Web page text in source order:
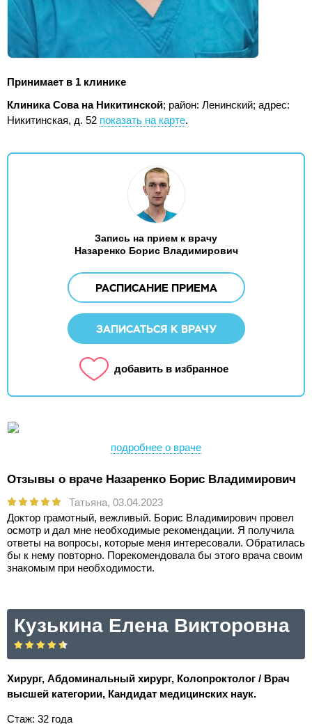
Принимает в 1 клинике
Клиника Сова на Никитинской; район: Ленинский; адрес:
Никитинская, д. 52 показать на карте.
Запись на прием к врачу
Назаренко Борис Владимирович
РАСПИСАНИЕ ПРИЕМА
ЗАПИСАТЬСЯ К ВРАЧУ
добавить в избранное
подробнее о враче
Отзывы о враче Назаренко Борис Владимирович
Татьяна, 03.04.2023
Доктор грамотный, вежливый. Борис Владимирович провел
осмотр и дал мне необходимые рекомендации. Я получила
ответы на вопросы, которые меня интересовали. Обратилась
бы к нему повторно. Порекомендовала бы этого врача своим
знакомым при необходимости.
Кузькина Елена Викторовна
Хирург, Абдоминальный хирург, Колопроктолог / Врач
высшей категории, Кандидат медицинских наук.
Стаж: 32 года